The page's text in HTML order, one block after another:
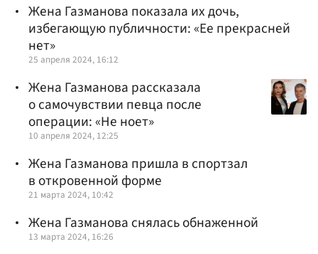
Жена Газманова показала их дочь,
избегающую публичности: «Ее прекрасней
нет»
25 апреля 2024, 16:12
Жена Газманова рассказала
о самочувствии певца после
операции: «Не ноет»
10 апреля 2024, 12:25
Жена Газманова пришла в спортзал
в откровенной форме
21 марта 2024, 10:42
Жена Газманова снялась обнаженной
13 марта 2024, 16:26